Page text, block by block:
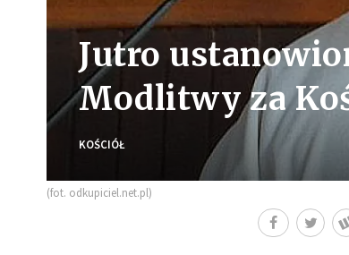
Jutro
Modlitwy za
KOŚCIÓŁ
(fot. odkupiciel.net.pl)